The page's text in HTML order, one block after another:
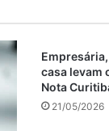
casa levam
Nota
21/05/2026